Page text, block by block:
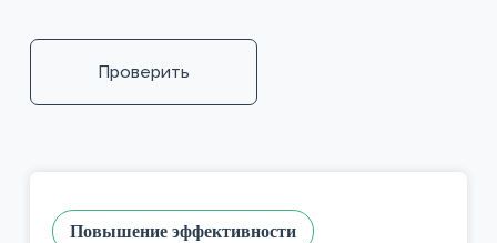
Повышение эффективности